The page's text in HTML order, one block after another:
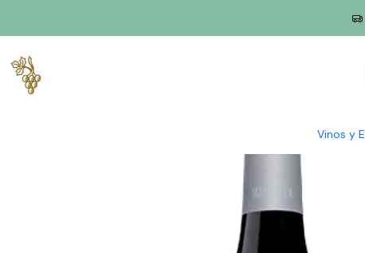
Vinos y
Wine & Soul – Tradición e